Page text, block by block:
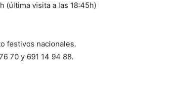
(última visita a las 18:45h)
festivos nacionales.
70 y 691 14 94 88.